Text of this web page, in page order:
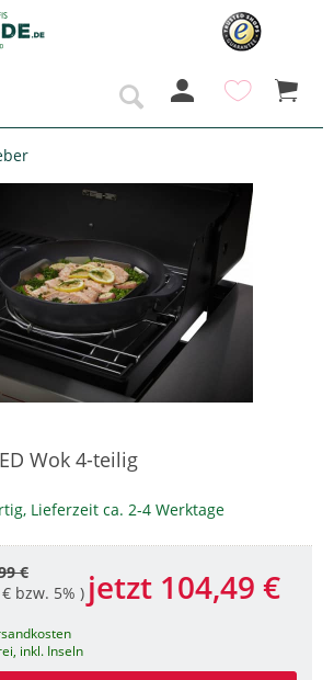
Wok 4-teilig
Lieferzeit ca. 2-4 Werktage
€
bzw. 5% ) jetzt 104,49 €
inkl. Inseln